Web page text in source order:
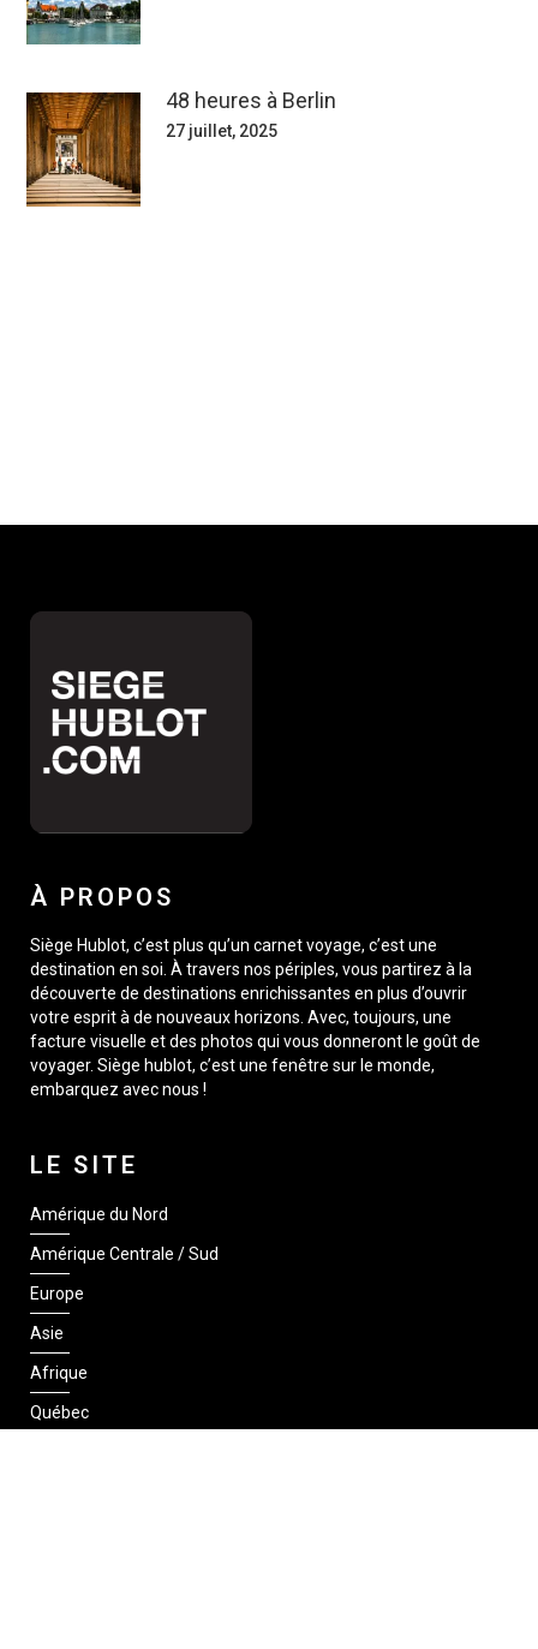
48 heures à Berlin
27 juillet, 2025
À PROPOS
Siège Hublot, c’est plus qu’un carnet voyage, c’est une
destination en soi. À travers nos périples, vous partirez à la
découverte de destinations enrichissantes en plus d’ouvrir
votre esprit à de nouveaux horizons. Avec, toujours, une
facture visuelle et des photos qui vous donneront le goût de
voyager. Siège hublot, c’est une fenêtre sur le monde,
embarquez avec nous !
LE SITE
Amérique du Nord
Amérique Centrale / Sud
Europe
Asie
Afrique
Québec